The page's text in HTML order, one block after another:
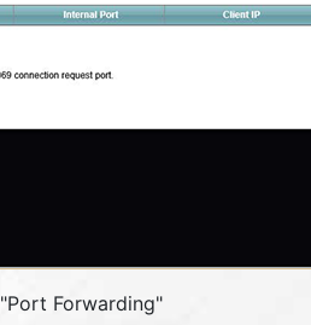
"Port Forwarding"